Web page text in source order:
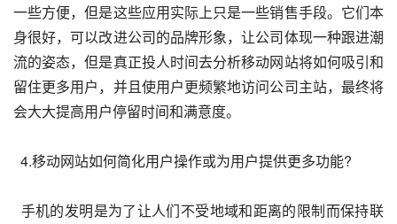
一些方便，但是这些应用实际上只是一些销售手段。它们本
身很好，可以改进公司的品牌形象，让公司体现一种跟进潮
流的姿态，但是真正投人时间去分析移动网站将如何吸引和
留住更多用户，并且使用户更频繁地访问公司主站，最终将
会大大提高用户停留时间和满意度。
  4.移动网站如何简化用户操作或为用户提供更多功能?